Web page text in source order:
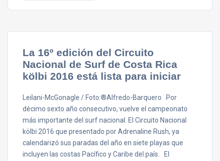
La 16º edición del Circuito
Nacional de Surf de Costa Rica
kölbi 2016 está lista para iniciar
Leilani-McGonagle / Foto:®Alfredo-Barquero Por
décimo sexto año consecutivo, vuelve el campeonato
más importante del surf nacional. El Circuito Nacional
kölbi 2016 que presentado por Adrenaline Rush, ya
calendarizó sus paradas del año en siete playas que
incluyen las costas Pacífico y Caribe del país. El